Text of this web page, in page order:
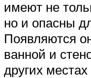
имеют не
но и опасны
Появляются
ванной и
других